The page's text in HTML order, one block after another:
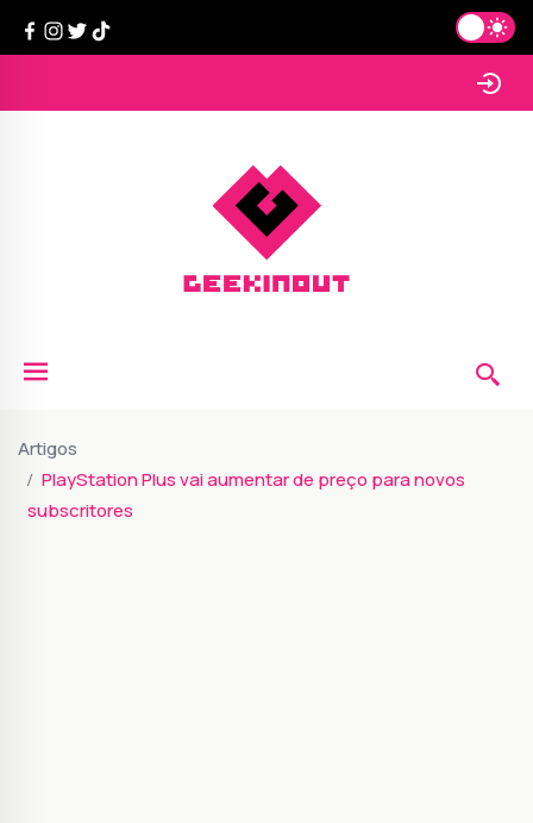
Artigos
PlayStation Plus vai aumentar de preço para novos
subscritores